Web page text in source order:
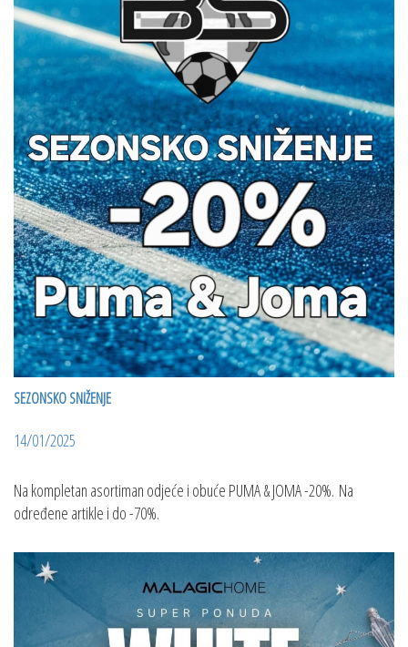
SEZONSKO SNIŽENJE
14/01/2025
Na kompletan asortiman odjeće i obuće PUMA & JOMA -20%. Na
određene artikle i do -70%.